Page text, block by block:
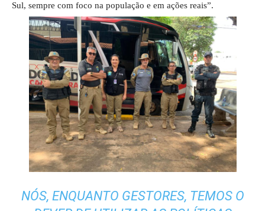
Sul, sempre com foco na população e em ações reais”.
NÓS, ENQUANTO GESTORES, TEMOS O